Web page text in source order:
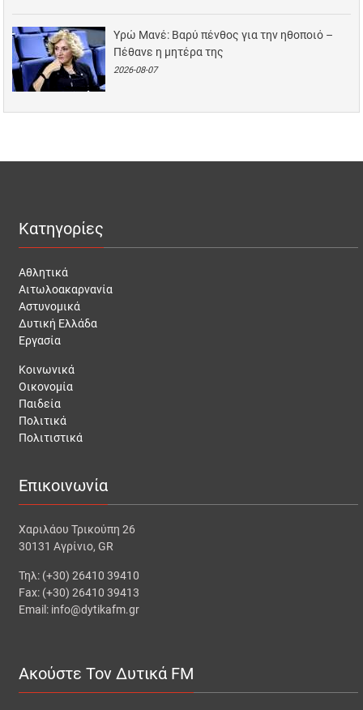
Υρώ Μανέ: Βαρύ πένθος για την ηθοποιό –
Πέθανε η μητέρα της
2026-08-07
Κατηγορίες
Αθλητικά
Αιτωλοακαρνανία
Αστυνομικά
Δυτική Ελλάδα
Εργασία
Κοινωνικά
Οικονομία
Παιδεία
Πολιτικά
Πολιτιστικά
Επικοινωνία
Χαριλάου Τρικούπη 26
30131 Αγρίνιο, GR
Τηλ: (+30) 26410 39410
Fax: (+30) 26410 39413
Email: info@dytikafm.gr
Ακούστε Τον Δυτικά FM